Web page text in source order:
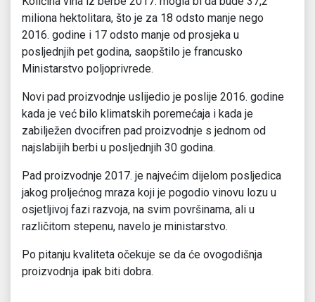
miliona hektolitara, što je za 18 odsto manje nego
2016. godine i 17 odsto manje od prosjeka u
posljednjih pet godina, saopštilo je francusko
Ministarstvo poljoprivrede.
Novi pad proizvodnje uslijedio je poslije 2016. godine
kada je već bilo klimatskih poremećaja i kada je
zabilježen dvocifren pad proizvodnje s jednom od
najslabijih berbi u posljednjih 30 godina.
Pad proizvodnje 2017. je najvećim dijelom posljedica
jakog proljećnog mraza koji je pogodio vinovu lozu u
osjetljivoj fazi razvoja, na svim površinama, ali u
različitom stepenu, navelo je ministarstvo.
Po pitanju kvaliteta očekuje se da će ovogodišnja
proizvodnja ipak biti dobra.